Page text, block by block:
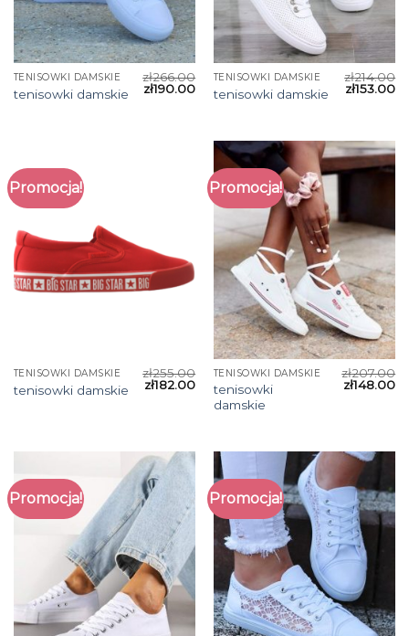
TENISOWKI DAMSKIE
tenisowki damskie
zł266.00
zł190.00
TENISOWKI DAMSKIE
tenisowki damskie
zł214.00
zł153.00
Promocja!
TENISOWKI DAMSKIE
tenisowki damskie
zł255.00
zł182.00
Promocja!
TENISOWKI DAMSKIE
tenisowki
damskie
zł207.00
zł148.00
Promocja! Promocja!